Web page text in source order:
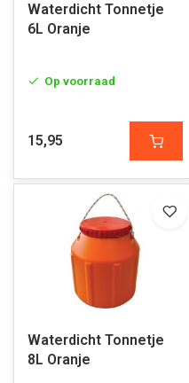
Waterdicht Tonnetje
6L Oranje
Op voorraad
15,95
Waterdicht Tonnetje
8L Oranje